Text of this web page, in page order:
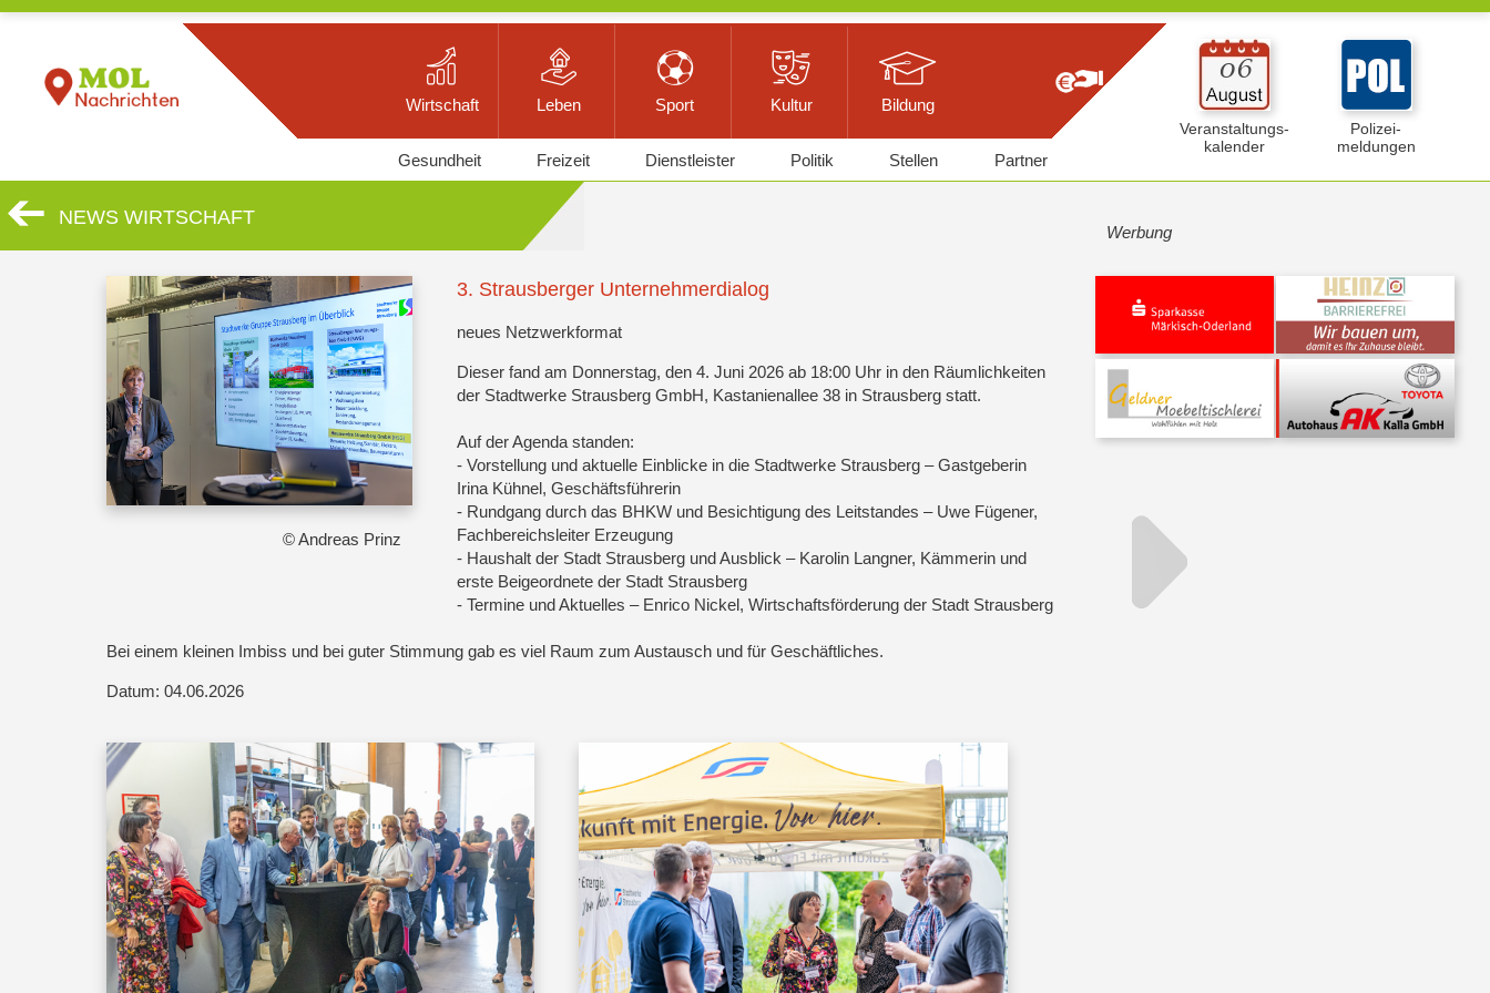
Wirtschaft Leben Sport Kultur Bildung
Veranstaltungs-
kalender
Polizei-
meldungen
Gesundheit Freizeit Dienstleister Politik Stellen Partner
NEWS WIRTSCHAFT
© Andreas Prinz
3. Strausberger Unternehmerdialog
neues Netzwerkformat
Dieser fand am Donnerstag, den 4. Juni 2026 ab 18:00 Uhr in den Räumlichkeiten
der Stadtwerke Strausberg GmbH, Kastanienallee 38 in Strausberg statt.
Auf der Agenda standen:
- Vorstellung und aktuelle Einblicke in die Stadtwerke Strausberg – Gastgeberin
Irina Kühnel, Geschäftsführerin
- Rundgang durch das BHKW und Besichtigung des Leitstandes – Uwe Fügener,
Fachbereichsleiter Erzeugung
- Haushalt der Stadt Strausberg und Ausblick – Karolin Langner, Kämmerin und
erste Beigeordnete der Stadt Strausberg
- Termine und Aktuelles – Enrico Nickel, Wirtschaftsförderung der Stadt Strausberg
Bei einem kleinen Imbiss und bei guter Stimmung gab es viel Raum zum Austausch und für Geschäftliches.
Datum: 04.06.2026
Werbung